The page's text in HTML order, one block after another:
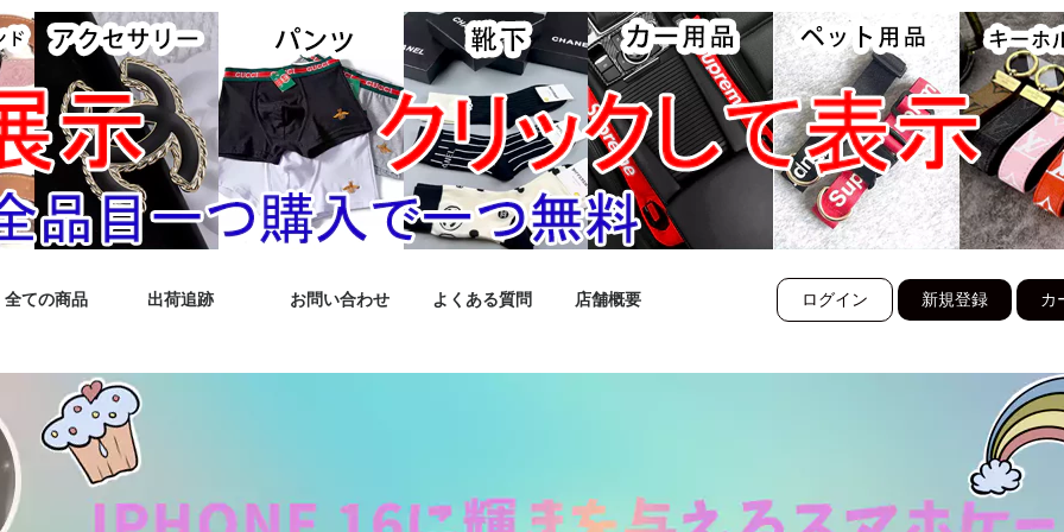
全ての商品 出荷追跡 お問い合わせ よくある質問 店舗概要 ログイン 新規登録 カ